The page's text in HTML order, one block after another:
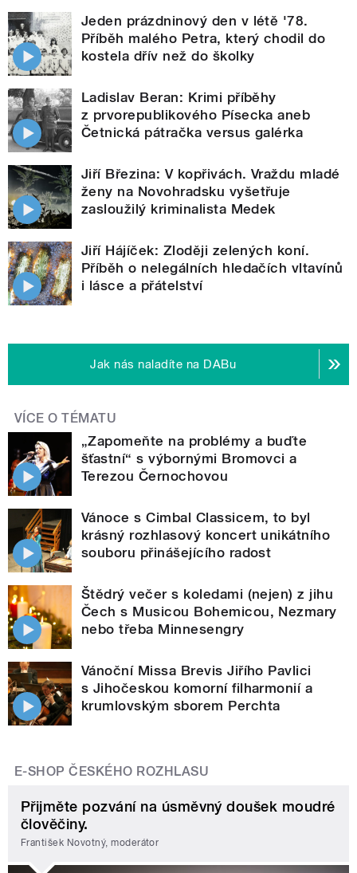
Jeden prázdninový den v létě '78.
Příběh malého Petra, který chodil do
kostela dřív než do školky
Ladislav Beran: Krimi příběhy
z prvorepublikového Písecka aneb
Četnická pátračka versus galérka
Jiří Březina: V kopřivách. Vraždu mladé
ženy na Novohradsku vyšetřuje
zasloužilý kriminalista Medek
Jiří Hájíček: Zloději zelených koní.
Příběh o nelegálních hledačích vltavínů
i lásce a přátelství
Jak nás naladíte na DABu
VÍCE O TÉMATU
„Zapomeňte na problémy a buďte
šťastní“ s výbornými Bromovci a
Terezou Černochovou
Vánoce s Cimbal Classicem, to byl
krásný rozhlasový koncert unikátního
souboru přinášejícího radost
Štědrý večer s koledami (nejen) z jihu
Čech s Musicou Bohemicou, Nezmary
nebo třeba Minnesengry
Vánoční Missa Brevis Jiřího Pavlici
s Jihočeskou komorní filharmonií a
krumlovským sborem Perchta
E-SHOP ČESKÉHO ROZHLASU
Přijměte pozvání na úsměvný doušek moudré
člověčiny.
František Novotný, moderátor